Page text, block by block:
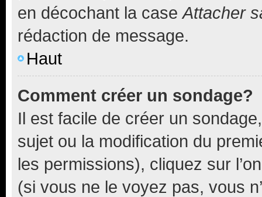
en décochant la caseAttacher
rédaction de message.
Haut
Comment créer un sondage?
Il est facile de créer un
sujet ou la modification du
les permissions), cliquez sur
(si vous ne le voyez pas, vous